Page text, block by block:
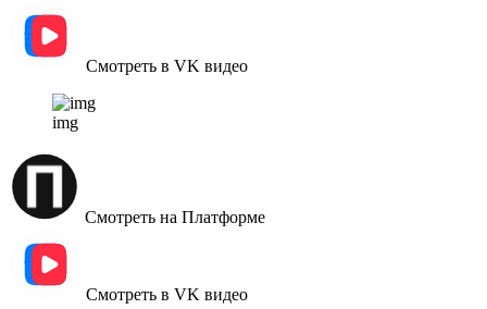
Смотреть в VK видео
img
Смотреть на Платформе
Смотреть в VK видео